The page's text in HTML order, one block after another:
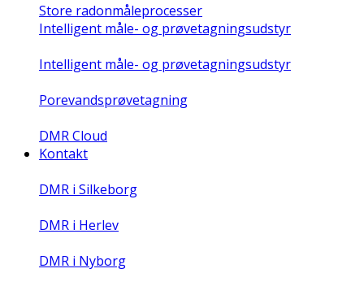
Store radonmåleprocesser
Intelligent måle- og prøvetagningsudstyr
Intelligent måle- og prøvetagningsudstyr
Porevandsprøvetagning
DMR Cloud
Kontakt
DMR i Silkeborg
DMR i Herlev
DMR i Nyborg